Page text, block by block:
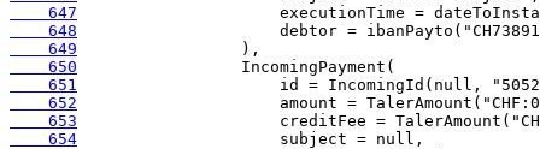
    647
    648
    649
    650
    651
    652
    653
    654